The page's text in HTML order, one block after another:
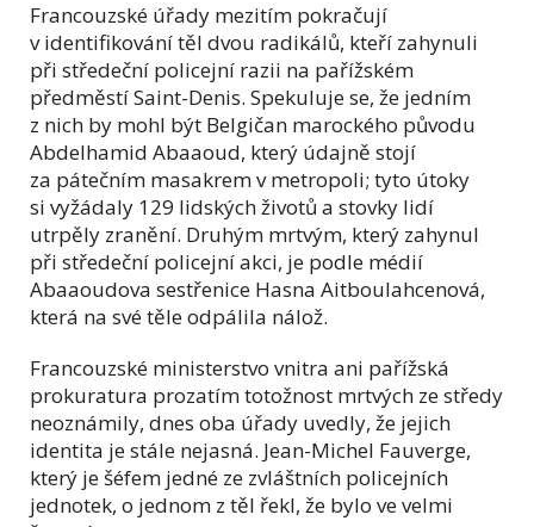
Francouzské úřady mezitím pokračují
v identifikování těl dvou radikálů, kteří zahynuli
při středeční policejní razii na pařížském
předměstí Saint-Denis. Spekuluje se, že jedním
z nich by mohl být Belgičan marockého původu
Abdelhamid Abaaoud, který údajně stojí
za pátečním masakrem v metropoli; tyto útoky
si vyžádaly 129 lidských životů a stovky lidí
utrpěly zranění. Druhým mrtvým, který zahynul
při středeční policejní akci, je podle médií
Abaaoudova sestřenice Hasna Aitboulahcenová,
která na své těle odpálila nálož.
Francouzské ministerstvo vnitra ani pařížská
prokuratura prozatím totožnost mrtvých ze středy
neoznámily, dnes oba úřady uvedly, že jejich
identita je stále nejasná. Jean-Michel Fauverge,
který je šéfem jedné ze zvláštních policejních
jednotek, o jednom z těl řekl, že bylo ve velmi